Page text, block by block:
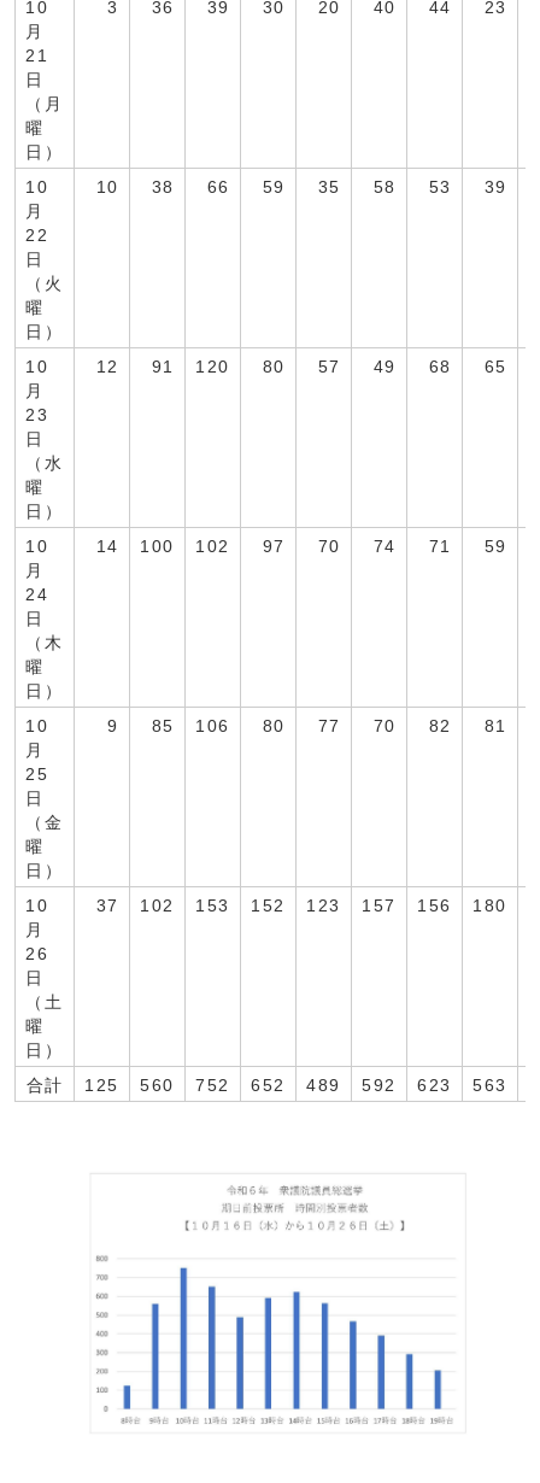
10
月
21
日
（月
曜
日）
3 36 39 30 20 40 44 23
10
月
22
日
（火
曜
日）
10 38 66 59 35 58 53 39
10
月
23
日
（水
曜
日）
12 91 120 80 57 49 68 65
10
月
24
日
（木
曜
日）
14 100 102 97 70 74 71 59
10
月
25
日
（金
曜
日）
9 85 106 80 77 70 82 81
10
月
26
日
（土
曜
日）
37 102 153 152 123 157 156 180
合計 125 560 752 652 489 592 623 563